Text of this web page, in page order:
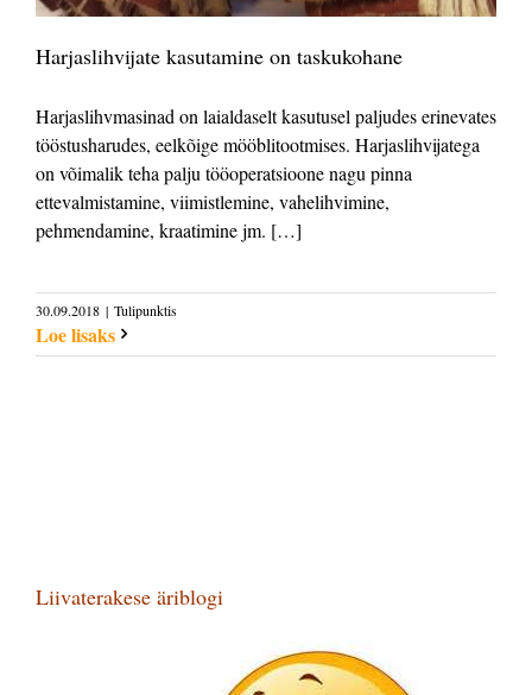
Harjaslihvijate kasutamine on taskukohane
Harjaslihvmasinad on laialdaselt kasutusel paljudes erinevates
tööstusharudes, eelkõige mööblitootmises. Harjaslihvijatega
on võimalik teha palju tööoperatsioone nagu pinna
ettevalmistamine, viimistlemine, vahelihvimine,
pehmendamine, kraatimine jm. […]
30.09.2018 | Tulipunktis
Loe lisaks
Liivaterakese äriblogi